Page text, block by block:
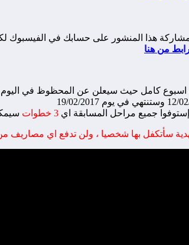
هذا المنشور على حسابك في الفيسبوك
من هنا
اسبوع كامل حيث سيعلن عن المحظوظ في اليوم
جميع مراحل المسابقة اي 3 خطوات
سأتكفل بها شخصيا ، ولن تدفع اي مصاريف